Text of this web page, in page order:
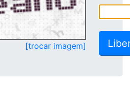
[trocar imagem]